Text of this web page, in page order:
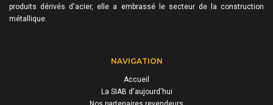
produits dérivés d'acier, elle a embrassé le secteur de la construction
métallique.
NAVIGATION
Accueil
La SIAB d'aujourd'hui